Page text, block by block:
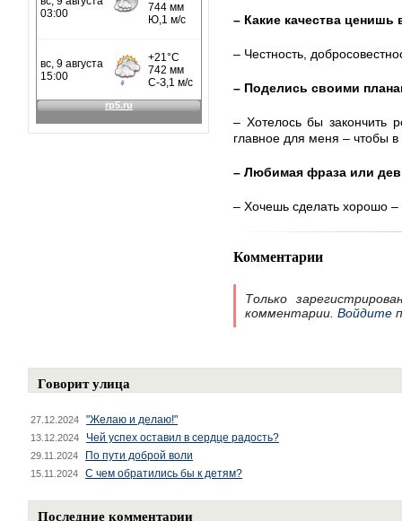
– Какие качества ценишь
– Честность,
– Поделись своими
– Хотелось бы закончить
главное для меня – чтобы
– Любимая фраза или
– Хочешь сделать хорошо
Комментарии
Только
комментарии. Войдите
Говорит улица
27.12.2024 "Желаю и делаю!"
13.12.2024 Чей успех оставил в сердце радость?
29.11.2024 По пути доброй воли
15.11.2024 С чем обратились бы к детям?
Последние комментарии